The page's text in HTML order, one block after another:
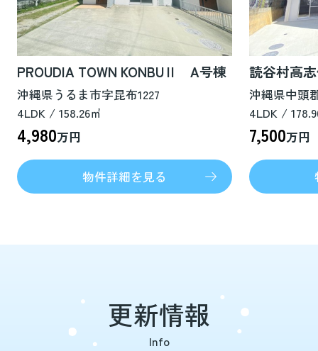
PROUDIA TOWN KONBUⅡ A号棟
沖縄県うるま市字昆布1227
4LDK / 158.26㎡
4,980万円
物件詳細を見る
読谷村高
沖縄県中頭
4LDK /
7,500万円
更新情報
Info